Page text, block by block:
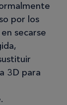
por los
secarse
3D para